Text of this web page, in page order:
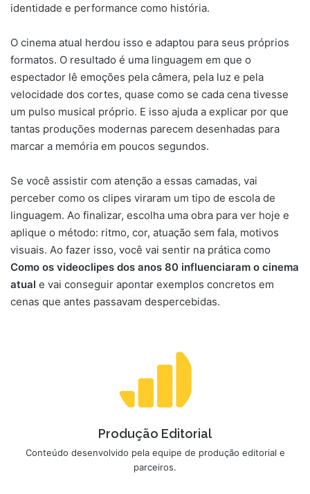
identidade e performance como história.
O cinema atual herdou isso e adaptou para seus próprios
formatos. O resultado é uma linguagem em que o
espectador lê emoções pela câmera, pela luz e pela
velocidade dos cortes, quase como se cada cena tivesse
um pulso musical próprio. E isso ajuda a explicar por que
tantas produções modernas parecem desenhadas para
marcar a memória em poucos segundos.
Se você assistir com atenção a essas camadas, vai
perceber como os clipes viraram um tipo de escola de
linguagem. Ao finalizar, escolha uma obra para ver hoje e
aplique o método: ritmo, cor, atuação sem fala, motivos
visuais. Ao fazer isso, você vai sentir na prática como
Como os videoclipes dos anos 80 influenciaram o cinema
atual e vai conseguir apontar exemplos concretos em
cenas que antes passavam despercebidas.
Produção Editorial
Conteúdo desenvolvido pela equipe de produção editorial e
parceiros.